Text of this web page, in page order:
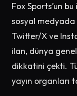
Fox Sports’un
sosyal medyada
Twitter/X ve
ilan, dünya
dikkatini çekti.
yayın organları